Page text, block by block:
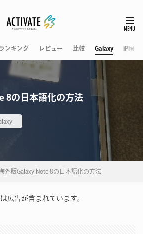
ンキング レビュー 比較 Galaxy iPhone
8の日本語化の方法
外版Galaxy Note 8の日本語化の方法
広告が含まれています。